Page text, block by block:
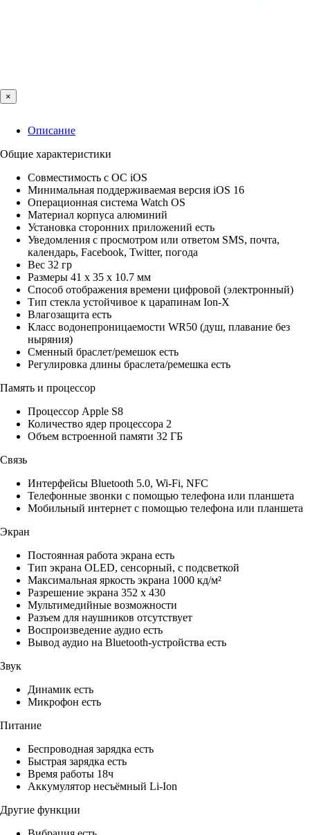
×
Описание
Общие характеристики
Совместимость с ОС iOS
Минимальная поддерживаемая версия iOS 16
Операционная система Watch OS
Материал корпуса алюминий
Установка сторонних приложений есть
Уведомления с просмотром или ответом SMS, почта,
календарь, Facebook, Twitter, погода
Вес 32 гр
Размеры 41 x 35 x 10.7 мм
Способ отображения времени цифровой (электронный)
Тип стекла устойчивое к царапинам Ion-X
Влагозащита есть
Класс водонепроницаемости WR50 (душ, плавание без
ныряния)
Сменный браслет/ремешок есть
Регулировка длины браслета/ремешка есть
Память и процессор
Процессор Apple S8
Количество ядер процессора 2
Объем встроенной памяти 32 ГБ
Связь
Интерфейсы Bluetooth 5.0, Wi-Fi, NFC
Телефонные звонки с помощью телефона или планшета
Мобильный интернет с помощью телефона или планшета
Экран
Постоянная работа экрана есть
Тип экрана OLED, сенсорный, с подсветкой
Максимальная яркость экрана 1000 кд/м²
Разрешение экрана 352 x 430
Мультимедийные возможности
Разъем для наушников отсутствует
Воспроизведение аудио есть
Вывод аудио на Bluetooth-устройства есть
Звук
Динамик есть
Микрофон есть
Питание
Беспроводная зарядка есть
Быстрая зарядка есть
Время работы 18ч
Аккумулятор несъёмный Li-Ion
Другие функции